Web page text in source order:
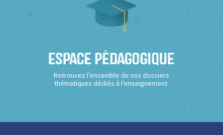
Espace Pédagogique
Retrouvez l’ensemble de nos dossiers
thématiques dédiés à l’enseignement.